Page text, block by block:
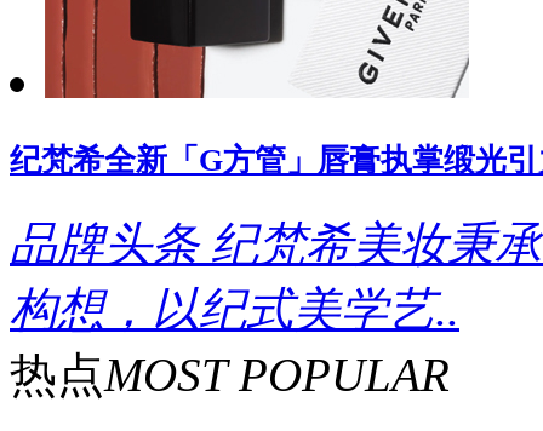
纪梵希全新「G方管」唇膏执掌缎光
品牌头条 纪梵希美妆秉
构想，以纪式美学艺..
热点MOST POPULAR